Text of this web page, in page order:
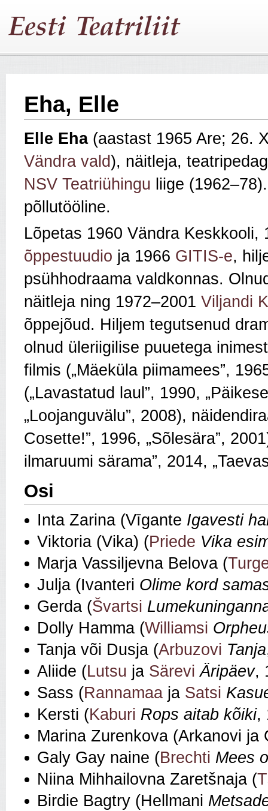
Eha, Elle
Elle Eha (aastast 1965 Are; 26.
Vändra vald), näitleja,
NSV Teatriühingu liige
põllutööline.
Lõpetas 1960 Vändra Keskkooli,
õppestuudio ja 1966 GITIS-e,
psühhodraama valdkonnas.
näitleja ning 1972–2001 Viljandi
õppejõud. Hiljem tegutsenud
olnud üleriigilise puuetega
filmis („Mäeküla piimamees”,
(„Lavastatud laul”, 1990,
„Loojanguvälu”, 2008),
Cosette!”, 1996, „Sõlesära”,
ilmaruumi särama”, 2014,
Osi
Inta Zarina (Vīgante Igavesti
Viktoria (Vika) (Priede Vika
Marja Vassiljevna Belova (
Julja (Ivanteri Olime kord
Gerda (Švartsi
Dolly Hamma (Williamsi
Tanja või Dusja (Arbuzovi Tanja
Aliide (Lutsu ja Särevi Äripäev,
Sass (Rannamaa ja Satsi
Kersti (Kaburi Rops aitab kõiki,
Marina Zurenkova (Arkanovi ja
Galy Gay naine (Brechti Mees
Niina Mihhailovna Zaretšnaja (
Birdie Bagtry (Hellmani